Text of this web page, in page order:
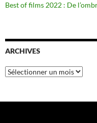
Best of films 2022 : De
ARCHIVES
Archives